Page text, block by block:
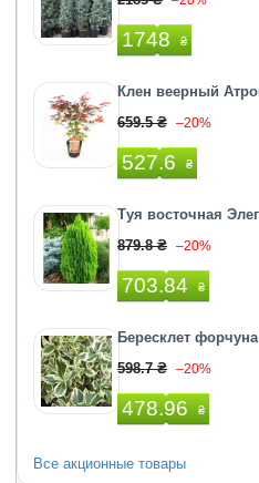
1748 ₴
Клен веерный
659.5 ₴ –20%
527.6 ₴
Туя восточная
879.8 ₴ –20%
703.84 ₴
Бересклет
598.7 ₴ –20%
478.96 ₴
Все акционные товары